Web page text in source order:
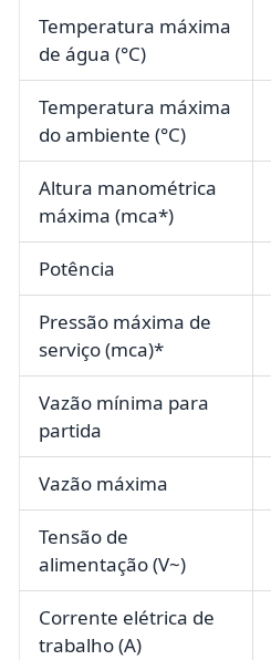
Temperatura máxima
de água (°C)
Temperatura máxima
do ambiente (°C)
Altura manométrica
máxima (mca*)
Potência
Pressão máxima de
serviço (mca)*
Vazão mínima para
partida
Vazão máxima
Tensão de
alimentação (V~)
Corrente elétrica de
trabalho (A)